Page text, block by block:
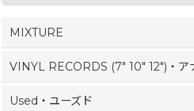
MIXTURE
VINYL RECORDS (7" 10" 12")・ア
Used・ユーズド